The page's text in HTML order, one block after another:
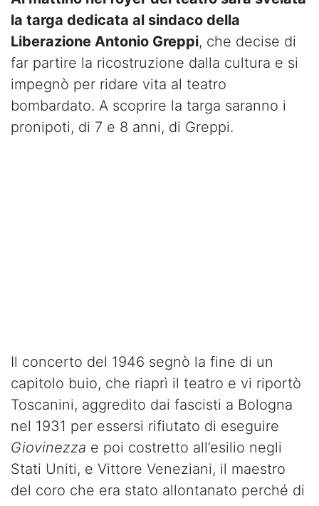
la targa dedicata al sindaco della
Liberazione Antonio Greppi, che decise di
far partire la ricostruzione dalla cultura e si
impegnò per ridare vita al teatro
bombardato. A scoprire la targa saranno i
pronipoti, di 7 e 8 anni, di Greppi.
Il concerto del 1946 segnò la fine di un
capitolo buio, che riaprì il teatro e vi riportò
Toscanini, aggredito dai fascisti a Bologna
nel 1931 per essersi rifiutato di eseguire
Giovinezza e poi costretto all’esilio negli
Stati Uniti, e Vittore Veneziani, il maestro
del coro che era stato allontanato perché di